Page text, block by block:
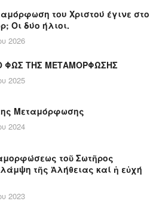
του Χριστού έγινε στο
Οι δύο ήλιοι.
2026
ΦΩΣ ΤΗΣ ΜΕΤΑΜΟΡΦΩΣΗΣ
2025
Μεταμόρφωσης
2024
τοῦ Σωτῆρος
τῆς Ἀλήθειας καί ἡ εὐχή
2023